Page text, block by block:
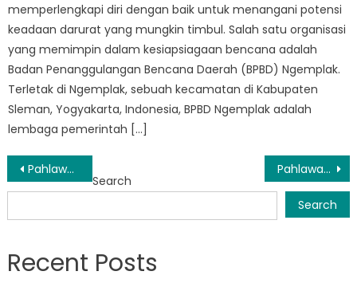
memperlengkapi diri dengan baik untuk menangani potensi
keadaan darurat yang mungkin timbul. Salah satu organisasi
yang memimpin dalam kesiapsiagaan bencana adalah
Badan Penanggulangan Bencana Daerah (BPBD) Ngemplak.
Terletak di Ngemplak, sebuah kecamatan di Kabupaten
Sleman, Yogyakarta, Indonesia, BPBD Ngemplak adalah
lembaga pemerintah […]
Post
navigation
Pahlawan Tanpa Tanda Jasa BPBD Pakem: Sekilas Misi dan Dampaknya Pahlawan Tanpa Tanda Jasa BPBD Turi: Melindungi Nyawa dan Harta Benda di Yogyakarta
Search
Search
Recent Posts